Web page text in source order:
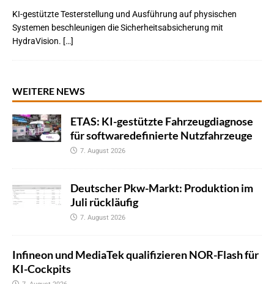
KI-gestützte Testerstellung und Ausführung auf physischen
Systemen beschleunigen die Sicherheitsabsicherung mit
HydraVision. […]
WEITERE NEWS
ETAS: KI-gestützte Fahrzeugdiagnose
für softwaredefinierte Nutzfahrzeuge
7. August 2026
Deutscher Pkw-Markt: Produktion im
Juli rückläufig
7. August 2026
Infineon und MediaTek qualifizieren NOR-Flash für
KI-Cockpits